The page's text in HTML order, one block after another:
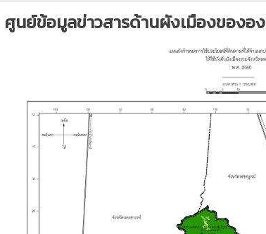
ศูนย์ข้อมูลข่าวสารด้านผังเมืองของ